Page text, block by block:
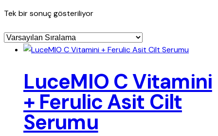
Tek bir sonuç gösteriliyor
LuceMIO C Vitamini
+ Ferulic Asit Cilt
Serumu